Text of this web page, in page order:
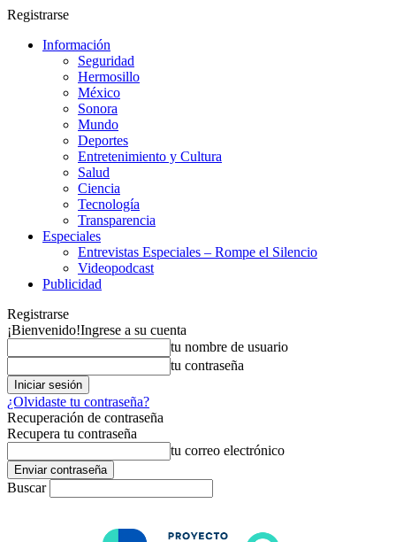
Registrarse
Información
Seguridad
Hermosillo
México
Sonora
Mundo
Deportes
Entretenimiento y Cultura
Salud
Ciencia
Tecnología
Transparencia
Especiales
Entrevistas Especiales – Rompe el Silencio
Videopodcast
Publicidad
Registrarse
¡Bienvenido!Ingrese a su cuenta
tu nombre de usuario
tu contraseña
¿Olvidaste tu contraseña?
Recuperación de contraseña
Recupera tu contraseña
tu correo electrónico
Buscar